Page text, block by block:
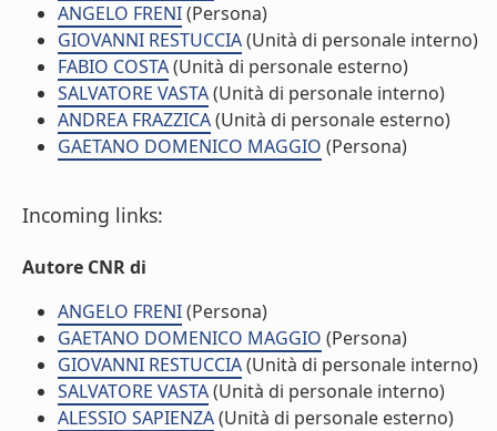
ANGELO FRENI(Persona)
GIOVANNI RESTUCCIA(Unità di personale interno)
FABIO COSTA(Unità di personale esterno)
SALVATORE VASTA(Unità di personale interno)
ANDREA FRAZZICA(Unità di personale esterno)
GAETANO DOMENICO MAGGIO (Persona)
Incoming links:
Autore CNR di
ANGELO FRENI(Persona)
GAETANO DOMENICO MAGGIO (Persona)
GIOVANNI RESTUCCIA(Unità di personale interno)
SALVATORE VASTA(Unità di personale interno)
ALESSIO SAPIENZA(Unità di personale esterno)